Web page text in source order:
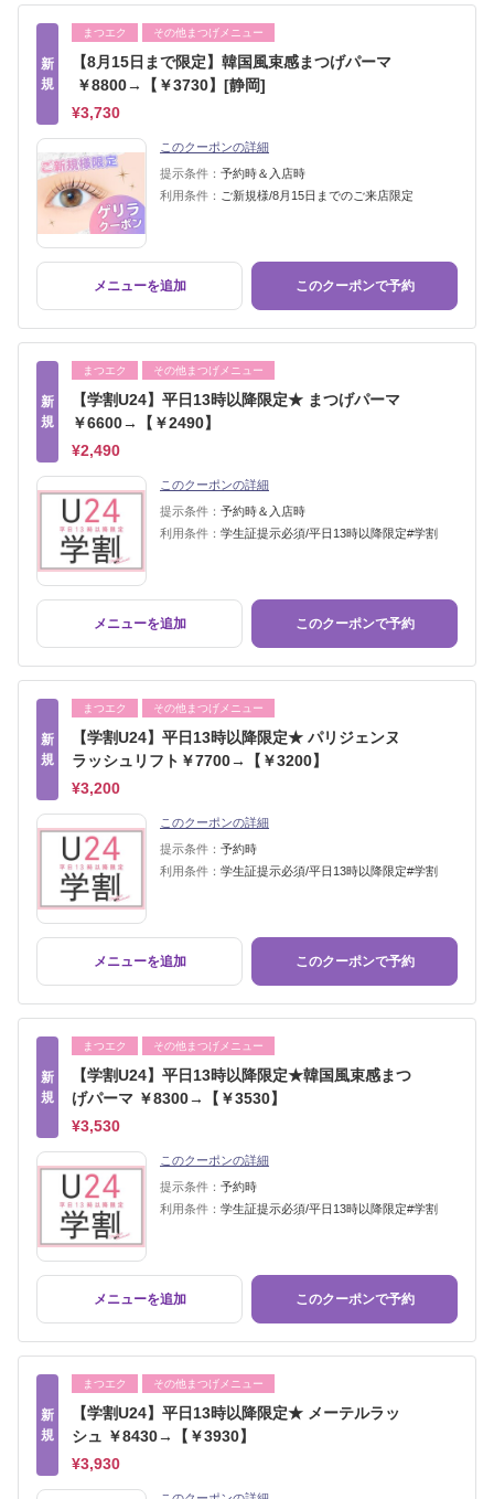
新
規
まつエク その他まつげメニュー
【8月15日まで限定】韓国風束感まつげパーマ
￥8800→【￥3730】[静岡]
¥3,730
このクーポンの詳細
提示条件： 予約時＆入店時
利用条件： ご新規様/8月15日までのご来店限定
メニューを追加 このクーポンで予約
新
規
まつエク その他まつげメニュー
【学割U24】平日13時以降限定★ まつげパーマ
￥6600→【￥2490】
¥2,490
このクーポンの詳細
提示条件： 予約時＆入店時
利用条件： 学生証提示必須/平日13時以降限定#学割
メニューを追加 このクーポンで予約
新
規
まつエク その他まつげメニュー
【学割U24】平日13時以降限定★ パリジェンヌ
ラッシュリフト￥7700→【￥3200】
¥3,200
このクーポンの詳細
提示条件： 予約時
利用条件： 学生証提示必須/平日13時以降限定#学割
メニューを追加 このクーポンで予約
新
規
まつエク その他まつげメニュー
【学割U24】平日13時以降限定★韓国風束感まつ
げパーマ ￥8300→【￥3530】
¥3,530
このクーポンの詳細
提示条件： 予約時
利用条件： 学生証提示必須/平日13時以降限定#学割
メニューを追加 このクーポンで予約
新
規
まつエク その他まつげメニュー
【学割U24】平日13時以降限定★ メーテルラッ
シュ ￥8430→【￥3930】
¥3,930